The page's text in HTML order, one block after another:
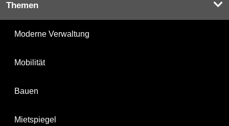
Themen
Moderne Verwaltung
Mobilität
Bauen
Mietspiegel